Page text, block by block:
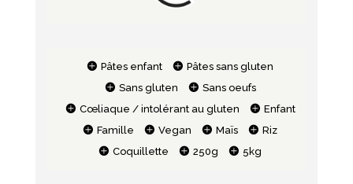
Pâtes enfant
Pâtes sans gluten
Sans gluten
Sans oeufs
Cœliaque / intolérant au gluten
Enfant
Famille
Vegan Maïs
Riz
Coquillette
250g 5kg